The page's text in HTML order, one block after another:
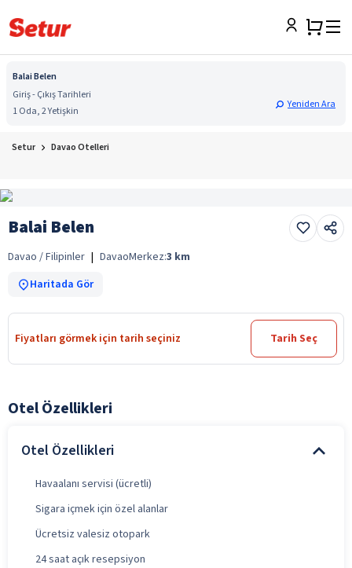
Balai Belen
Giriş - Çıkış Tarihleri
1 Oda, 2 Yetişkin
Yeniden Ara
Setur Davao Otelleri
Balai Belen
Davao / Filipinler | DavaoMerkez:3 km
Haritada Gör
Fiyatları görmek için tarih seçiniz Tarih Seç
Otel Özellikleri
Otel Özellikleri
Havaalanı servisi (ücretli)
Sigara içmek için özel alanlar
Ücretsiz valesiz otopark
24 saat açık resepsiyon